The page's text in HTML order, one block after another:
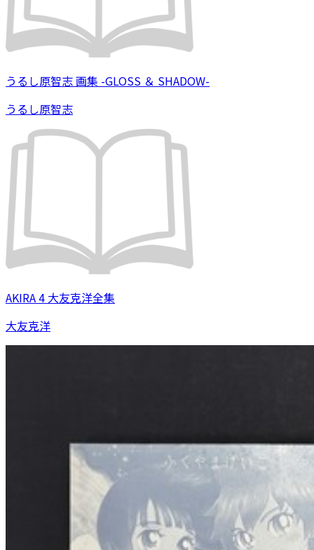
うるし原智志 画集 -GLOSS ＆ SHADOW-
うるし原智志
AKIRA 4 大友克洋全集
大友克洋